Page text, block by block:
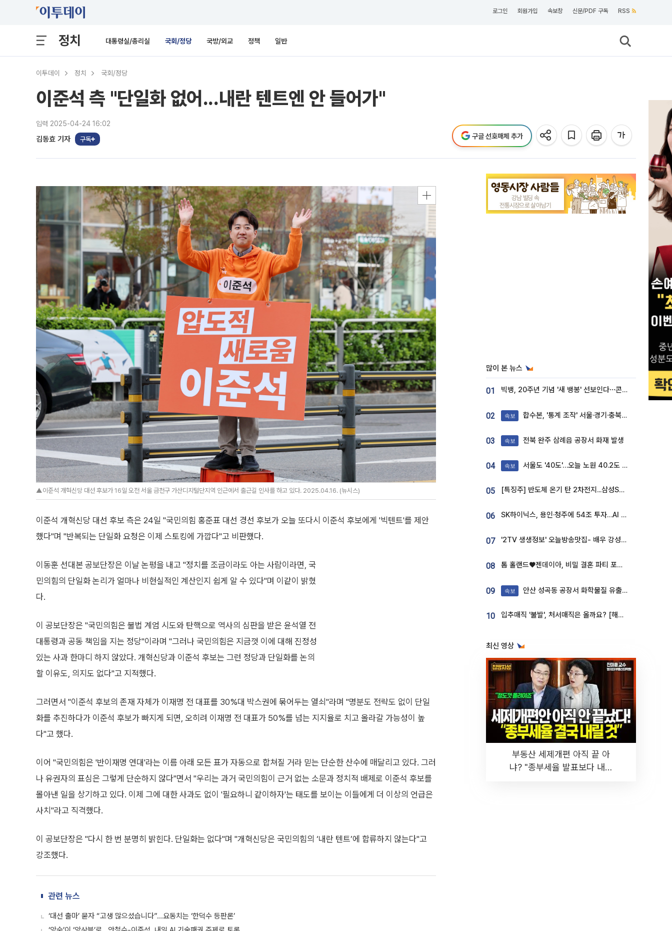
로그인 회원가입 속보창 신문/PDF 구독 RSS
정치 대통령실/총리실 국회/정당 국방/외교 정책 일반
이투데이 정치 국회/정당
이준석 측 "단일화 없어...내란 텐트엔 안 들어가"
입력 2025-04-24 16:02
김동효 기자 구독 구글 선호매체 추가
▲이준석 개혁신당 대선 후보가 16일 오전 서울 금천구 가산디지털단지역 인근에서 출근길 인사를 하고 있다. 2025.04.16. (뉴시스)
이준석 개혁신당 대선 후보 측은 24일 "국민의힘 홍준표 대선 경선 후보가 오늘 또다시 이준석 후보에게 '빅텐트'를 제안
했다"며 "반복되는 단일화 요청은 이제 스토킹에 가깝다"고 비판했다.
이동훈 선대본 공보단장은 이날 논평을 내고 "정치를 조금이라도 아는 사람이라면, 국
민의힘의 단일화 논리가 얼마나 비현실적인 계산인지 쉽게 알 수 있다"며 이같이 밝혔
다.
이 공보단장은 "국민의힘은 불법 계엄 시도와 탄핵으로 역사의 심판을 받은 윤석열 전
대통령과 공동 책임을 지는 정당"이라며 "그러나 국민의힘은 지금껏 이에 대해 진정성
있는 사과 한마디 하지 않았다. 개혁신당과 이준석 후보는 그런 정당과 단일화를 논의
할 이유도, 의지도 없다"고 지적했다.
그러면서 "이준석 후보의 존재 자체가 이재명 전 대표를 30%대 박스권에 묶어두는 열쇠"라며 "명분도 전략도 없이 단일
화를 추진하다가 이준석 후보가 빠지게 되면, 오히려 이재명 전 대표가 50%를 넘는 지지율로 치고 올라갈 가능성이 높
다"고 했다.
이어 "국민의힘은 '반이재명 연대'라는 이름 아래 모든 표가 자동으로 합쳐질 거라 믿는 단순한 산수에 매달리고 있다. 그러
나 유권자의 표심은 그렇게 단순하지 않다"면서 "우리는 과거 국민의힘이 근거 없는 소문과 정치적 배제로 이준석 후보를
몰아낸 일을 상기하고 있다. 이제 그에 대한 사과도 없이 '필요하니 같이하자'는 태도를 보이는 이들에게 더 이상의 언급은
사치"라고 직격했다.
이 공보단장은 "다시 한 번 분명히 밝힌다. 단일화는 없다"며 "개혁신당은 국민의힘의 ‘내란 텐트’에 합류하지 않는다"고
강조했다.
관련 뉴스
‘대선 출마’ 묻자 “고생 많으셨습니다”...요동치는 ‘한덕수 등판론’
많이 본 뉴스
01 빅뱅, 20주년 기념 '새 뱅봉' 선보인다⋯콘서트 앞두고 팝업 개최
02 속보 합수본, '통계 조작' 서울·경기·충북 선관위 등 추가 압수수색
03 속보 전북 완주 삼례읍 공장서 화재 발생
04 속보 서울도 '40도'…오늘 노원 40.2도 기록
05 [특징주] 반도체 온기 탄 2차전지...삼성SDI, 장 초반 7% 넘게 껑충
06 SK하이닉스, 용인·청주에 54조 투자…AI 메모리 생산기지 키운다
07 '2TV 생생정보' 오늘방송맛집- 배우 강성진 단골! 쌀국수ㆍ푸팟퐁 커리 맛집 '블○○○'
08 톰 홀랜드♥젠데이아, 비밀 결혼 파티 포착⋯호텔 대관비만 9억
09 속보 안산 성곡동 공장서 화학물질 유출 사고 발생
10 입추매직 '불발', 처서매직은 올까요? [해시태그]
최신 영상
부동산 세제개편 아직 끝 아
냐? "종부세율 발표보다 내릴